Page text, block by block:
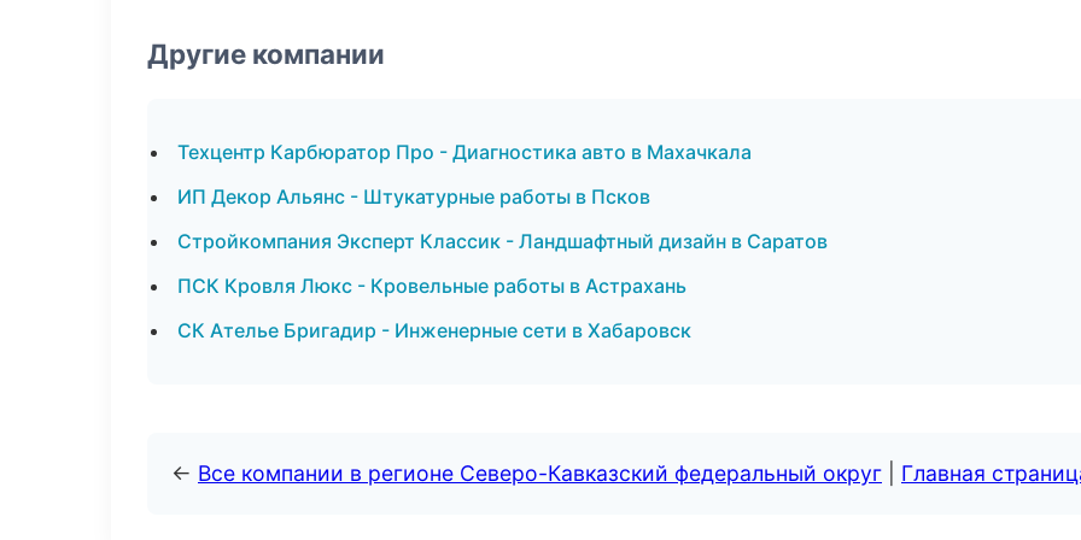
Другие компании
Техцентр Карбюратор Про - Диагностика авто в Махачкала
ИП Декор Альянс - Штукатурные работы в Псков
Стройкомпания Эксперт Классик - Ландшафтный дизайн в Саратов
ПСК Кровля Люкс - Кровельные работы в Астрахань
СК Ателье Бригадир - Инженерные сети в Хабаровск
← Все компании в регионе Северо-Кавказский федеральный округ Главная